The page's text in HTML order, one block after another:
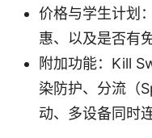
价格与学生计划
惠、以及是否有
附加功能：Kill
染防护、分流（
动、多设备同时